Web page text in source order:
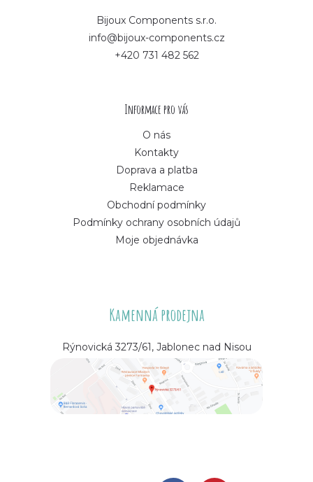
Bijoux Components s.r.o.
info@bijoux-components.cz
+420 731 482 562
Informace pro vás
O nás
Kontakty
Doprava a platba
Reklamace
Obchodní podmínky
Podmínky ochrany osobních údajů
Moje objednávka
Kamenná prodejna
Rýnovická 3273/61, Jablonec nad Nisou